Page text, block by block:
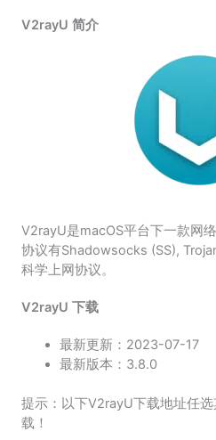
V2rayU 简介
V2rayU是macOS平台下一款网
协议有Shadowsocks (SS),
科学上网协议。
V2rayU 下载
最新更新：2023-07-17
最新版本：3.8.0
提示：以下V2rayU下载地址任
载！